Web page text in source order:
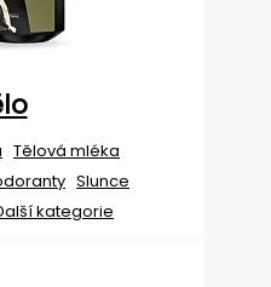
Tělová mléka
Slunce
kategorie